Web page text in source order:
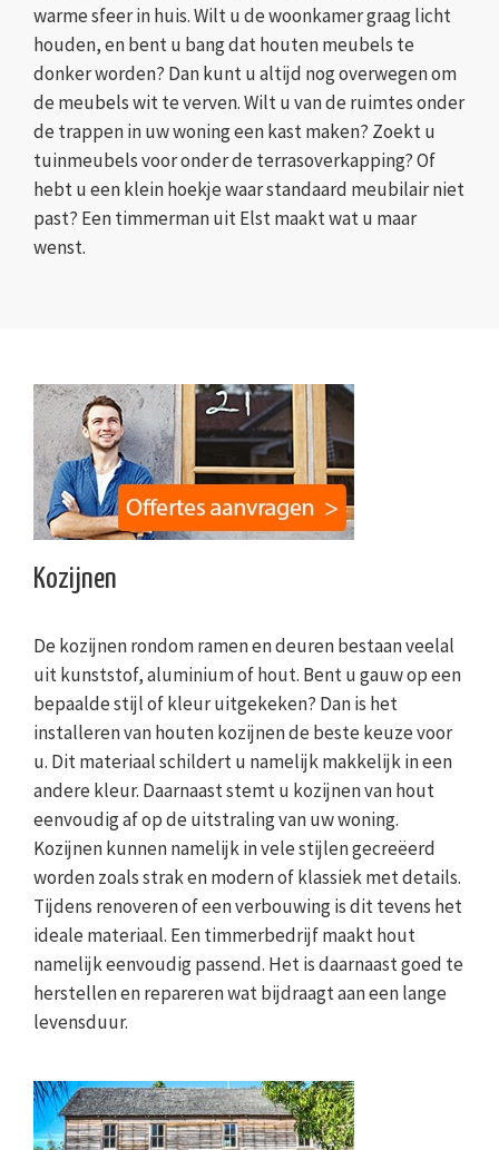
warme sfeer in huis. Wilt u de woonkamer graag licht
houden, en bent u bang dat houten meubels te
donker worden? Dan kunt u altijd nog overwegen om
de meubels wit te verven. Wilt u van de ruimtes onder
de trappen in uw woning een kast maken? Zoekt u
tuinmeubels voor onder de terrasoverkapping? Of
hebt u een klein hoekje waar standaard meubilair niet
past? Een timmerman uit Elst maakt wat u maar
wenst.
Kozijnen
De kozijnen rondom ramen en deuren bestaan veelal
uit kunststof, aluminium of hout. Bent u gauw op een
bepaalde stijl of kleur uitgekeken? Dan is het
installeren van houten kozijnen de beste keuze voor
u. Dit materiaal schildert u namelijk makkelijk in een
andere kleur. Daarnaast stemt u kozijnen van hout
eenvoudig af op de uitstraling van uw woning.
Kozijnen kunnen namelijk in vele stijlen gecreëerd
worden zoals strak en modern of klassiek met details.
Tijdens renoveren of een verbouwing is dit tevens het
ideale materiaal. Een timmerbedrijf maakt hout
namelijk eenvoudig passend. Het is daarnaast goed te
herstellen en repareren wat bijdraagt aan een lange
levensduur.